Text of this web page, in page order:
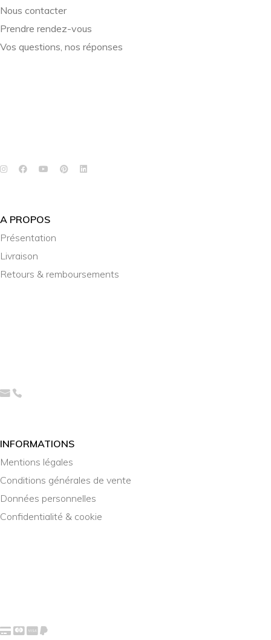
Nous contacter
Prendre rendez-vous
Vos questions, nos réponses
A PROPOS
Présentation
Livraison
Retours & remboursements
INFORMATIONS
Mentions légales
Conditions générales de vente
Données personnelles
Confidentialité & cookie